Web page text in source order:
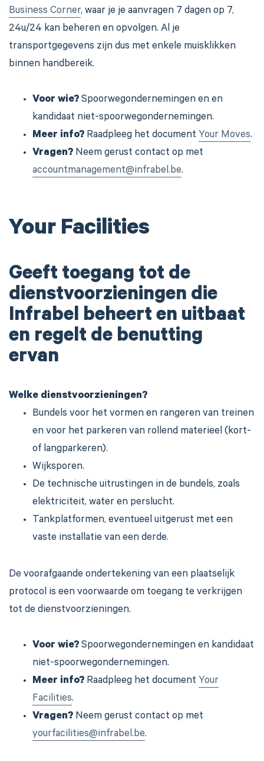
Business Corner, waar je je aanvragen 7 dagen op 7,
24u/24 kan beheren en opvolgen. Al je
transportgegevens zijn dus met enkele muisklikken
binnen handbereik.
Voor wie? Spoorwegondernemingen en en
kandidaat niet-spoorwegondernemingen.
Meer info? Raadpleeg het document Your Moves.
Vragen? Neem gerust contact op met
accountmanagement@infrabel.be.
Your Facilities
Geeft toegang tot de
dienstvoorzieningen die
Infrabel beheert en uitbaat
en regelt de benutting
ervan
Welke dienstvoorzieningen?
Bundels voor het vormen en rangeren van treinen
en voor het parkeren van rollend materieel (kort-
of langparkeren).
Wijksporen.
De technische uitrustingen in de bundels, zoals
elektriciteit, water en perslucht.
Tankplatformen, eventueel uitgerust met een
vaste installatie van een derde.
De voorafgaande ondertekening van een plaatselijk
protocol is een voorwaarde om toegang te verkrijgen
tot de dienstvoorzieningen.
Voor wie? Spoorwegondernemingen en kandidaat
niet-spoorwegondernemingen.
Meer info? Raadpleeg het document Your
Facilities.
Vragen? Neem gerust contact op met
yourfacilities@infrabel.be.